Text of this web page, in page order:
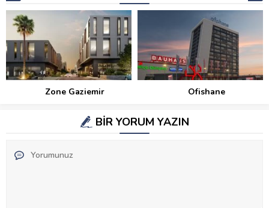
Zone Gaziemir Ofishane
BİR YORUM YAZIN